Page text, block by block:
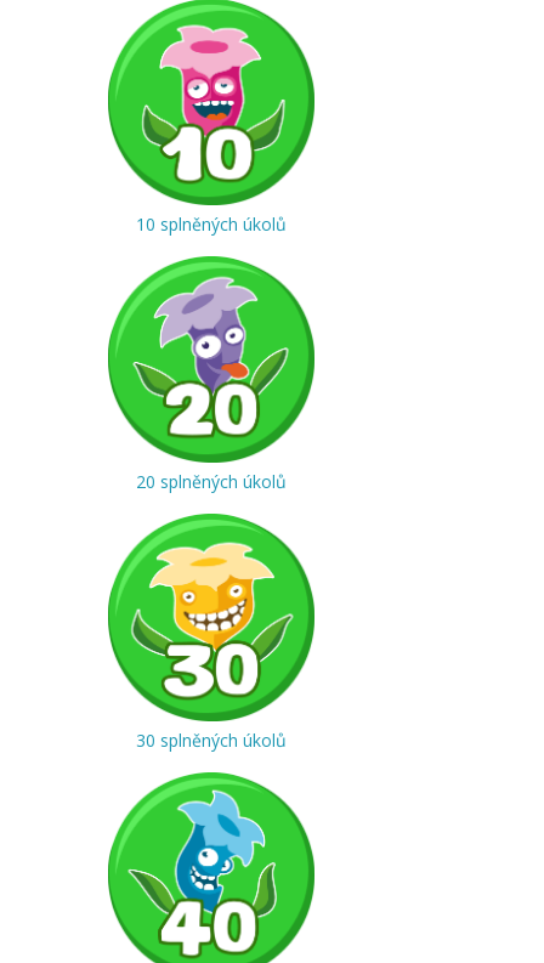
10 splněných úkolů
20 splněných úkolů
30 splněných úkolů